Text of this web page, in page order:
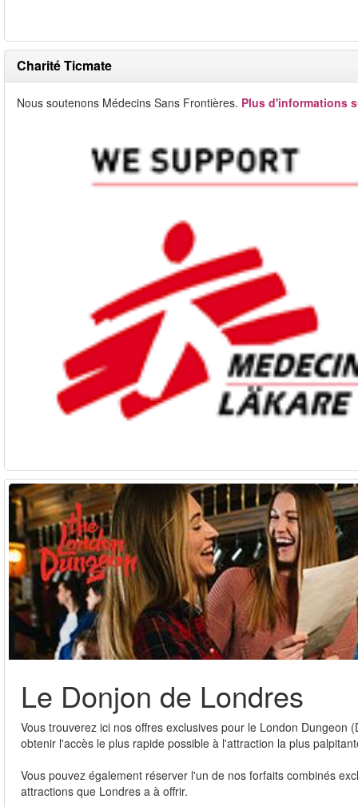
Charité Ticmate
Nous soutenons Médecins Sans Frontières. Plus d'informations
Le Donjon de Londres
Vous trouverez ici nos offres exclusives pour le London
obtenir l'accès le plus rapide possible à l'attraction la plus
Vous pouvez également réserver l'un de nos forfaits combinés
attractions que Londres a à offrir.